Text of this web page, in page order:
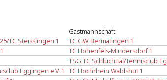
Gastmannschaft
TC Steisslingen 1 TC GW Bermatingen 1
TC Hohenfels-Mindersdorf 1
TSG TC Schlüchttal/Tennisclub
Eggingen e.V. 1 TC Hochrhein Waldshut 1